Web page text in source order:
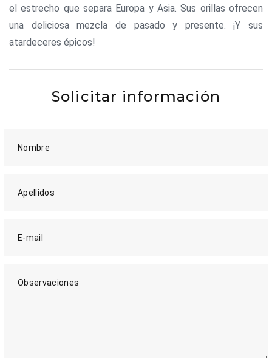
el estrecho que separa Europa y Asia. Sus orillas ofrecen
una deliciosa mezcla de pasado y presente. ¡Y sus
atardeceres épicos!
Solicitar información
Nombre
Apellidos
E-mail
Observaciones